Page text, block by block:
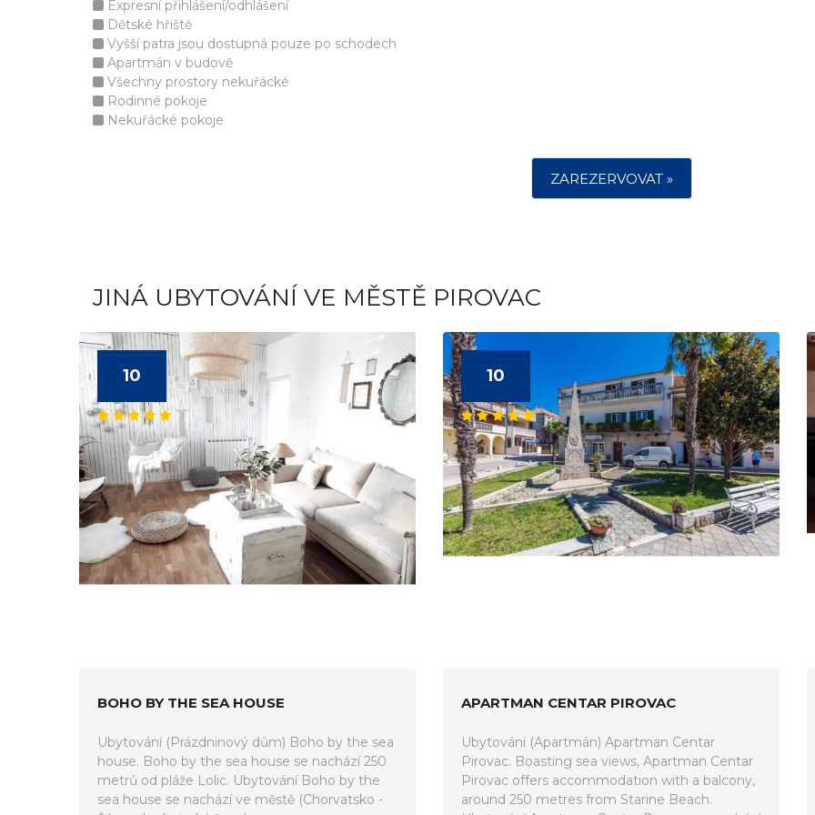
Expresní přihlášení/odhlášení
Dětské hřiště
Vyšší patra jsou dostupná pouze po schodech
Apartmán v budově
Všechny prostory nekuřácké
Rodinné pokoje
Nekuřácké pokoje
ZAREZERVOVAT »
JINÁ UBYTOVÁNÍ VE MĚSTĚ PIROVAC
10
BOHO BY THE SEA HOUSE
Ubytování (Prázdninový dům) Boho by the sea
house. Boho by the sea house se nachází 250
metrů od pláže Lolic. Ubytování Boho by the
sea house se nachází ve městě (Chorvatsko -
10
APARTMAN CENTAR PIROVAC
Ubytování (Apartmán) Apartman Centar
Pirovac. Boasting sea views, Apartman Centar
Pirovac offers accommodation with a balcony,
around 250 metres from Starine Beach.